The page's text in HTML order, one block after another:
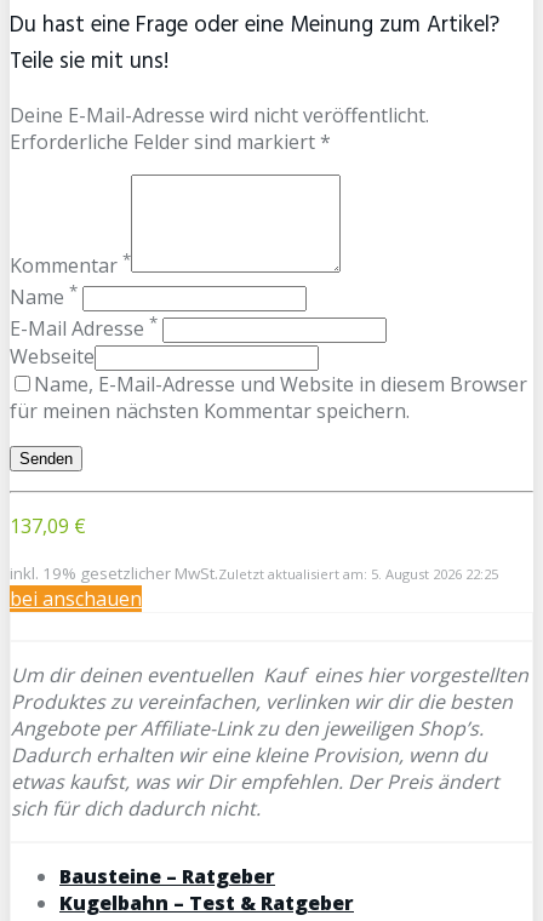
Du hast eine Frage oder eine Meinung zum Artikel?
Teile sie mit uns!
Deine E-Mail-Adresse wird nicht veröffentlicht.
Erforderliche Felder sind markiert *
Kommentar *
Name *
E-Mail Adresse *
Webseite
Name, E-Mail-Adresse und Website in diesem Browser
für meinen nächsten Kommentar speichern.
137,09 €
inkl. 19% gesetzlicher MwSt.Zuletzt aktualisiert am: 5. August 2026 22:25
bei anschauen
Um dir deinen eventuellen Kauf eines hier vorgestellten
Produktes zu vereinfachen, verlinken wir dir die besten
Angebote per Affiliate-Link zu den jeweiligen Shop’s.
Dadurch erhalten wir eine kleine Provision, wenn du
etwas kaufst, was wir Dir empfehlen. Der Preis ändert
sich für dich dadurch nicht.
Bausteine – Ratgeber
Kugelbahn – Test & Ratgeber